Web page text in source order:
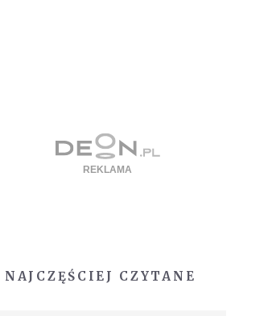
NAJCZĘŚCIEJ CZYTANE